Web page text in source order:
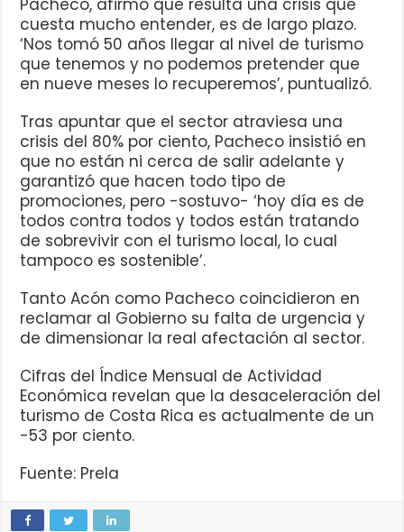
cuesta mucho entender, es de largo plazo.
‘Nos tomó 50 años llegar al nivel de turismo
que tenemos y no podemos pretender que
en nueve meses lo recuperemos’, puntualizó.
Tras apuntar que el sector atraviesa una
crisis del 80% por ciento, Pacheco insistió en
que no están ni cerca de salir adelante y
garantizó que hacen todo tipo de
promociones, pero -sostuvo- ‘hoy día es de
todos contra todos y todos están tratando
de sobrevivir con el turismo local, lo cual
tampoco es sostenible’.
Tanto Acón como Pacheco coincidieron en
reclamar al Gobierno su falta de urgencia y
de dimensionar la real afectación al sector.
Cifras del Índice Mensual de Actividad
Económica revelan que la desaceleración del
turismo de Costa Rica es actualmente de un
-53 por ciento.
Fuente: Prela